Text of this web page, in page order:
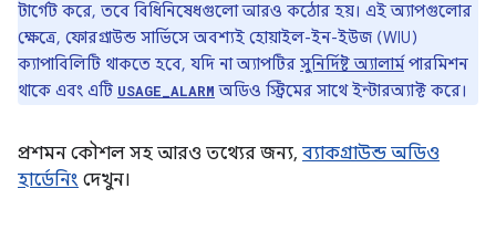
টার্গেট করে, তবে বিধিনিষেধগুলো আরও কঠোর হয়। এই অ্যাপগুলোর
ক্ষেত্রে, ফোরগ্রাউন্ড সার্ভিসে অবশ্যই হোয়াইল-ইন-ইউজ (WIU)
ক্যাপাবিলিটি থাকতে হবে, যদি না অ্যাপটির সুনির্দিষ্ট অ্যালার্ম পারমিশন
থাকে এবং এটি USAGE_ALARM অডিও স্ট্রিমের সাথে ইন্টারঅ্যাক্ট করে।
প্রশমন কৌশল সহ আরও তথ্যের জন্য, ব্যাকগ্রাউন্ড অডিও
হার্ডেনিং দেখুন।